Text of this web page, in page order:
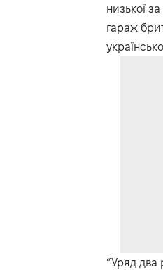
низької
гараж
”Уряд два